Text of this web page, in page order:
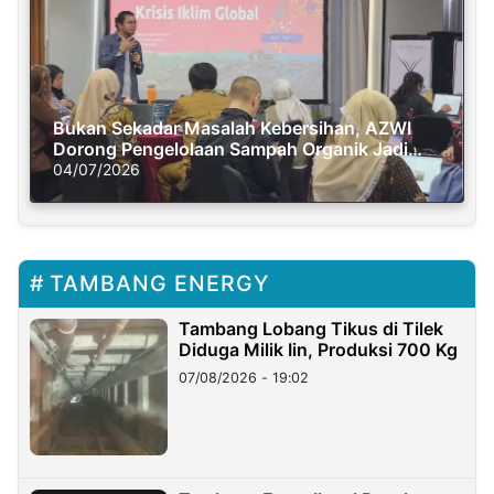
Bukan Sekadar Masalah Kebersihan, AZWI
Dorong Pengelolaan Sampah Organik Jadi
Solusi Krisis Iklim
04/07/2026
TAMBANG ENERGY
Tambang Lobang Tikus di Tilek
Diduga Milik Iin, Produksi 700 Kg
07/08/2026 - 19:02